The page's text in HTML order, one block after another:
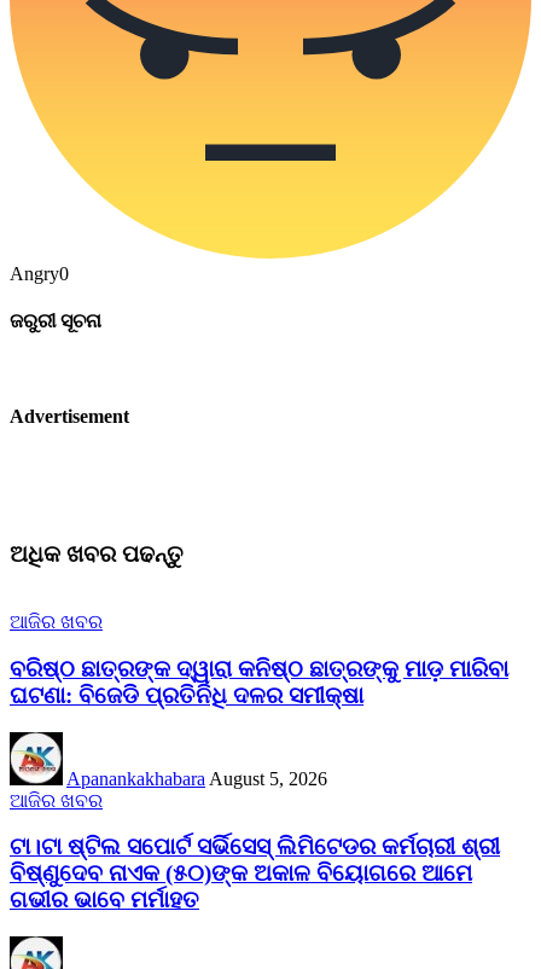
Angry0
ଜରୁରୀ ସୂଚନା
Advertisement
ଅଧିକ ଖବର ପଢନ୍ତୁ
ଆଜିର ଖବର
ବରିଷ୍ଠ ଛାତ୍ରଙ୍କ ଦ୍ୱାରା କନିଷ୍ଠ ଛାତ୍ରଙ୍କୁ ମାଡ଼ ମାରିବା
ଘଟଣା: ବିଜେଡି ପ୍ରତିନିଧି ଦଳର ସମୀକ୍ଷା
Apanankakhabara August 5, 2026
ଆଜିର ଖବର
ଟା।ଟା ଷ୍ଟିଲ ସପୋର୍ଟ ସର୍ଭିସେସ୍ ଲିମିଟେଡର କର୍ମଚାରୀ ଶ୍ରୀ
ବିଷ୍ଣୁଦେବ ନାଏକ (୫୦)ଙ୍କ ଅକାଳ ବିୟୋଗରେ ଆମେ
ଗଭୀର ଭାବେ ମର୍ମାହତ